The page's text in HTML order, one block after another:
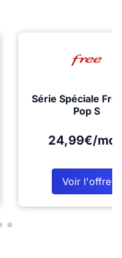
Série Spéciale
Pop S
24,99€/
Voir l'offre